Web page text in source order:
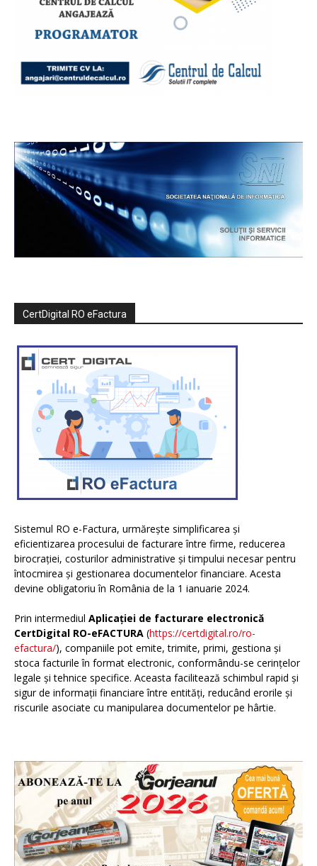
CertDigital RO eFactura
Sistemul RO e-Factura, urmărește simplificarea și
eficientizarea procesului de facturare între firme, reducerea
birocrației, costurilor administrative și timpului necesar pentru
întocmirea și gestionarea documentelor financiare. Acesta
devine obligatoriu în România de la 1 ianuarie 2024.
Prin intermediul Aplicației de facturare electronică
CertDigital RO-eFACTURA (https://certdigital.ro/ro-
efactura/), companiile pot emite, trimite, primi, gestiona și
stoca facturile în format electronic, conformându-se cerințelor
legale și tehnice specifice. Aceasta facilitează schimbul rapid și
sigur de informații financiare între entități, reducând erorile și
riscurile asociate cu manipularea documentelor pe hârtie.